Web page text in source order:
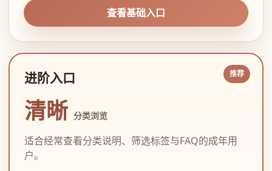
查看基础入口
进阶入口
清晰 分类浏览
适合经常查看分类说明、筛选标签与FAQ的成年用
户。